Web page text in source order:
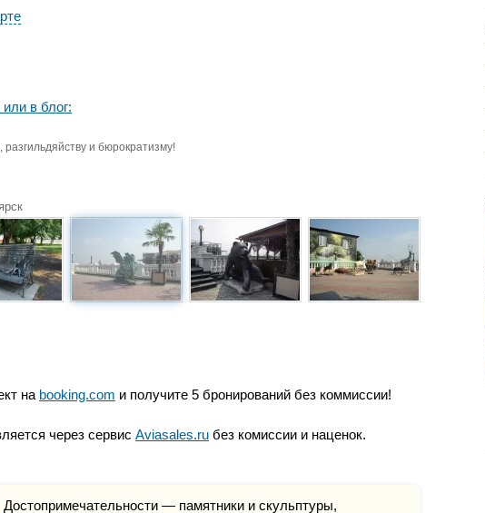
в блог:
и бюрократизму!
на booking.com и получите 5 бронирований без коммиссии!
через сервис Aviasales.ru без комиссии и наценок.
Достопримечательности — памятники и скульптуры,